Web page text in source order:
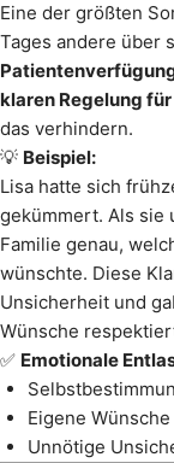
Eine der größten
Tages andere über
klaren Regelung
das verhindern.
💡 Beispiel:
Lisa hatte sich
gekümmert. Als sie
Familie genau,
wünschte. Diese
Unsicherheit und
Wünsche
✅ Emotionale
Eigene
Unnötige